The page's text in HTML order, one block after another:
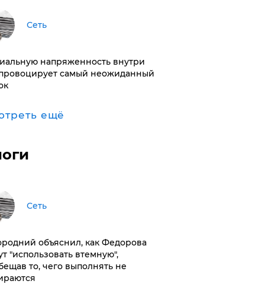
Сеть
напряженность внутри
самый неожиданный
ещё
Сеть
объяснил, как Федорова
"использовать втемную",
то, чего выполнять не